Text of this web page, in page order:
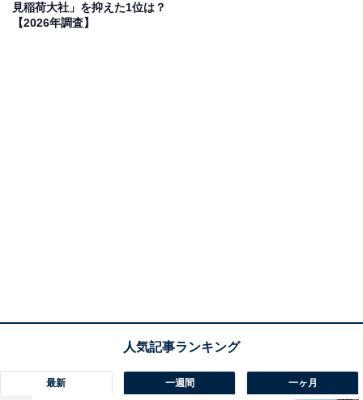
見稲荷大社」を抑えた1位は？
【2026年調査】
最新 一週間 一ヶ月